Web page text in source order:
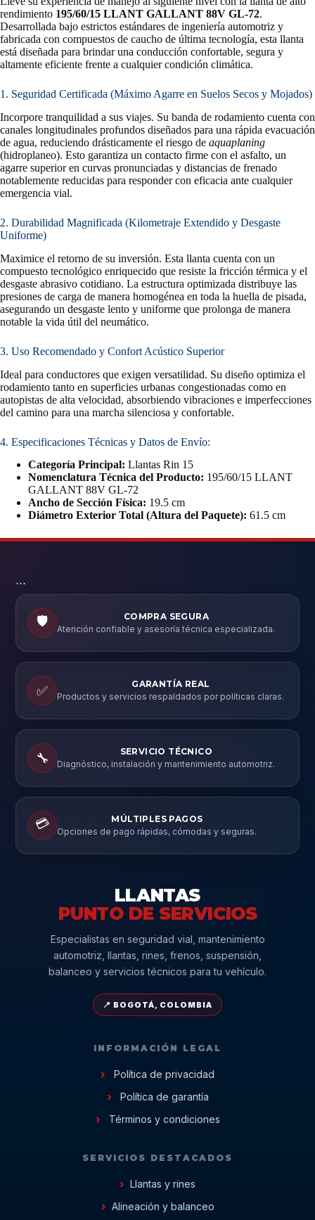
rendimiento 195/60/15 LLANT GALLANT 88V GL-72.
Desarrollada bajo estrictos estándares de ingeniería automotriz y
fabricada con compuestos de caucho de última tecnología, esta llanta
está diseñada para brindar una conducción confortable, segura y
altamente eficiente frente a cualquier condición climática.
1. Seguridad Certificada (Máximo Agarre en Suelos Secos y Mojados)
Incorpore tranquilidad a sus viajes. Su banda de rodamiento cuenta con
canales longitudinales profundos diseñados para una rápida evacuación
de agua, reduciendo drásticamente el riesgo de aquaplaning
(hidroplaneo). Esto garantiza un contacto firme con el asfalto, un
agarre superior en curvas pronunciadas y distancias de frenado
notablemente reducidas para responder con eficacia ante cualquier
emergencia vial.
2. Durabilidad Magnificada (Kilometraje Extendido y Desgaste
Uniforme)
Maximice el retorno de su inversión. Esta llanta cuenta con un
compuesto tecnológico enriquecido que resiste la fricción térmica y el
desgaste abrasivo cotidiano. La estructura optimizada distribuye las
presiones de carga de manera homogénea en toda la huella de pisada,
asegurando un desgaste lento y uniforme que prolonga de manera
notable la vida útil del neumático.
3. Uso Recomendado y Confort Acústico Superior
Ideal para conductores que exigen versatilidad. Su diseño optimiza el
rodamiento tanto en superficies urbanas congestionadas como en
autopistas de alta velocidad, absorbiendo vibraciones e imperfecciones
del camino para una marcha silenciosa y confortable.
4. Especificaciones Técnicas y Datos de Envío:
Categoría Principal: Llantas Rin 15
Nomenclatura Técnica del Producto: 195/60/15 LLANT
GALLANT 88V GL-72
Ancho de Sección Física: 19.5 cm
Diámetro Exterior Total (Altura del Paquete): 61.5 cm
```
🛡️
COMPRA SEGURA
Atención confiable y asesoría técnica especializada.
✅
GARANTÍA REAL
Productos y servicios respaldados por políticas claras.
🔧
SERVICIO TÉCNICO
Diagnóstico, instalación y mantenimiento automotriz.
💳
MÚLTIPLES PAGOS
Opciones de pago rápidas, cómodas y seguras.
LLANTAS
PUNTO DE SERVICIOS
Especialistas en seguridad vial, mantenimiento
automotriz, llantas, rines, frenos, suspensión,
balanceo y servicios técnicos para tu vehículo.
📍 BOGOTÁ, COLOMBIA
INFORMACIÓN LEGAL
Política de privacidad
Política de garantía
Términos y condiciones
SERVICIOS DESTACADOS
Llantas y rines
Alineación y balanceo